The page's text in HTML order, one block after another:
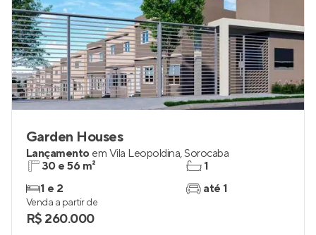
Garden Houses
Lançamento em Vila Leopoldina,Sorocaba
30 e 56 m²
1 e 2
1
até 1
Venda a partir de
R$ 260.000